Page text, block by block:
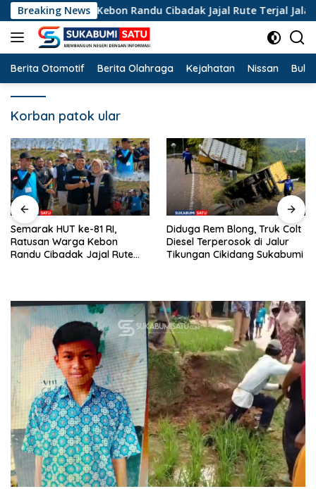
Langsung
ke
konten
Breaking News
Warga Kebon Randu Cibadak Jajal Rute Terjal Jalan
Berita Otomotif Berita Olahraga Kejahatan Nissan
Korban patok ular
Semarak HUT ke-81 RI,
Ratusan Warga Kebon
Randu Cibadak Jajal Rute
Diduga Rem Blong, Truk Colt
Diesel Terperosok di Jalur
Tikungan Cikidang Sukabumi